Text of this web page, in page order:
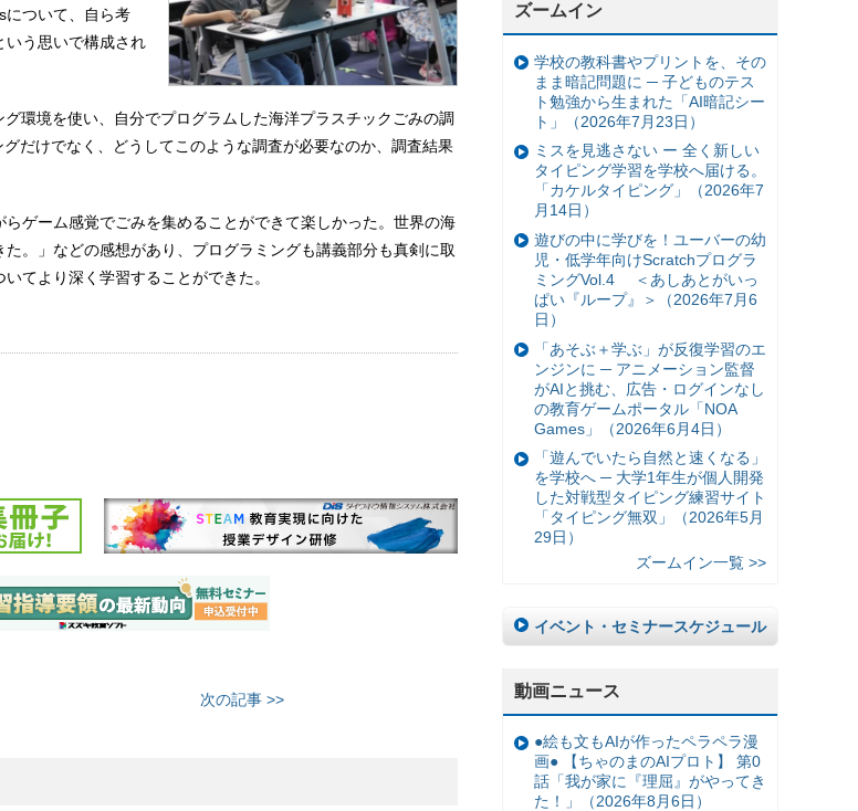
について、自ら考
いう思いで構成され
環境を使い、自分でプログラムした海洋プラスチックごみの調
だけでなく、どうしてこのような調査が必要なのか、調査結果
ゲーム感覚でごみを集めることができて楽しかった。世界の海
。」などの感想があり、プログラミングも講義部分も真剣に取
てより深く学習することができた。
次の記事 >>
ズームイン
学校の教科書やプリントを、その
まま暗記問題に ─ 子どものテス
ト勉強から生まれた「AI暗記シー
ト」（2026年7月23日）
ミスを見逃さない ー 全く新しい
タイピング学習を学校へ届ける。
「カケルタイピング」（2026年7
月14日）
遊びの中に学びを！ユーバーの幼
児・低学年向けScratchプログラ
ミングVol.4 ＜あしあとがいっ
ぱい『ループ』＞（2026年7月6
日）
「あそぶ＋学ぶ」が反復学習のエ
ンジンに ─ アニメーション監督
がAIと挑む、広告・ログインなし
の教育ゲームポータル「NOA
Games」（2026年6月4日）
「遊んでいたら自然と速くなる」
を学校へ ─ 大学1年生が個人開発
した対戦型タイピング練習サイト
「タイピング無双」（2026年5月
29日）
ズームイン一覧 >>
イベント・セミナースケジュール
動画ニュース
●絵も文もAIが作ったペラペラ漫
画● 【ちゃのまのAIプロト】 第0
話「我が家に『理屈』がやってき
た！」（2026年8月6日）